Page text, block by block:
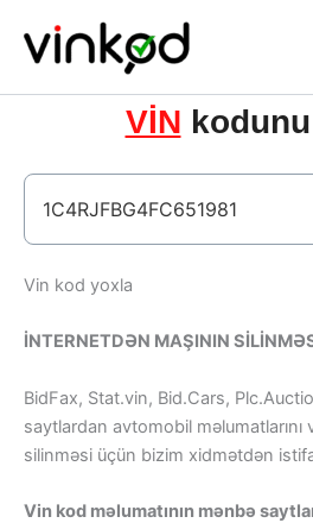
content
VİN
Vin kod yoxla
İNTERNETDƏN MAŞININ
BidFax, Stat.vin, Bid.Cars,
saytlardan avtomobil
silinməsi üçün bizim xidmətdən
Vin kod məlumatının mənbə